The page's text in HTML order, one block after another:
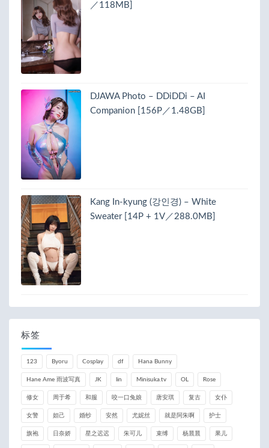
／118MB]
DJAWA Photo – DDiDDi – AI
Companion [156P／1.48GB]
Kang In-kyung (강인경) – White
Sweater [14P + 1V／288.0MB]
标签
123 Byoru Cosplay df Hana Bunny
Hane Ame 雨波写真 JK lin Minisuka.tv OL Rose
修女 周于希 和服 咬一口兔娘 唐安琪 复古 女仆
女警 妲己 婚纱 安然 尤妮丝 就是阿朱啊 护士
旗袍 日奈娇 星之迟迟 朱可儿 束缚 杨晨晨 果儿